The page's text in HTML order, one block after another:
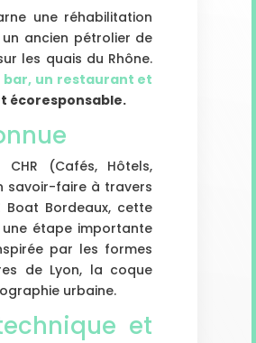
une réhabilitation
ancien pétrolier de
les quais du Rhône.
bar, un restaurant et
écoresponsable.
(Cafés, Hôtels,
savoir-faire à travers
Bordeaux, cette
étape importante
par les formes
de Lyon, la coque
urbaine.
et